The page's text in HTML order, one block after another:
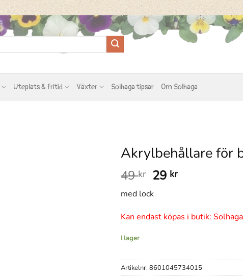
Uteplats & fritid Växter Solhaga tipsar Om Solhaga
Akrylbehållare för
49kr Det
priset
var:
49 kr.
29 krDet
är:
29 kr.
med lock
Kan endast köpas i butik:
I lager
Artikelnr: 8601045734015